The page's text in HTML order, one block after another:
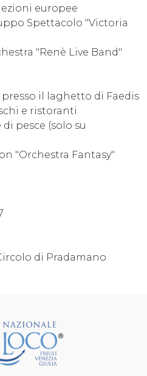
europee
Spettacolo "Victoria
"Renè Live Band"
presso il laghetto di Faedis
e ristoranti
di pesce (solo su
"Orchestra Fantasy"
di Pradamano